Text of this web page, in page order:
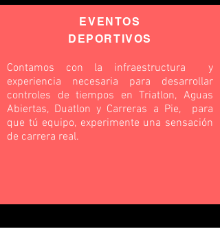
EVENTOS
DEPORTIVOS
Contamos con la infraestructura y
experiencia necesaria para desarrollar
controles de tiempos en Triatlon, Aguas
Abiertas, Duatlon y Carreras a Pie, para
que tú equipo, experimente una sensación
de carrera real.